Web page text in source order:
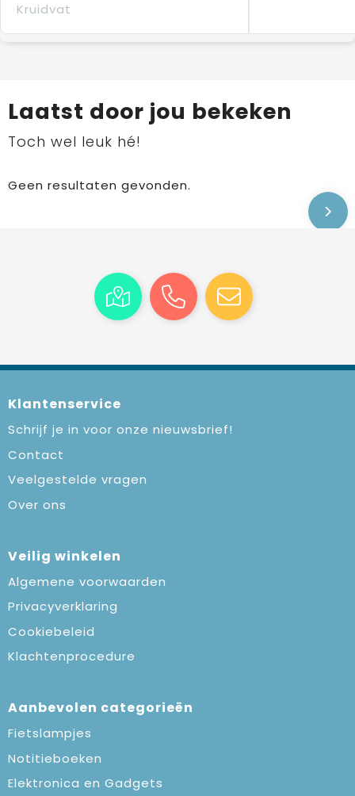
Kruidvat
Laatst door jou bekeken
Toch wel leuk hé!
Geen resultaten gevonden.
Klantenservice
Schrijf je in voor onze nieuwsbrief!
Contact
Veelgestelde vragen
Over ons
Veilig winkelen
Algemene voorwaarden
Privacyverklaring
Cookiebeleid
Klachtenprocedure
Aanbevolen categorieën
Fietslampjes
Notitieboeken
Elektronica en Gadgets